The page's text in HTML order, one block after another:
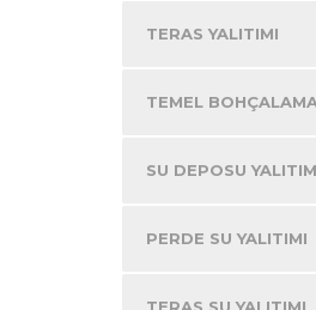
TERAS YALITIMI
TEMEL
SU DEPOSU YALITIM
PERDE SU YALITIMI